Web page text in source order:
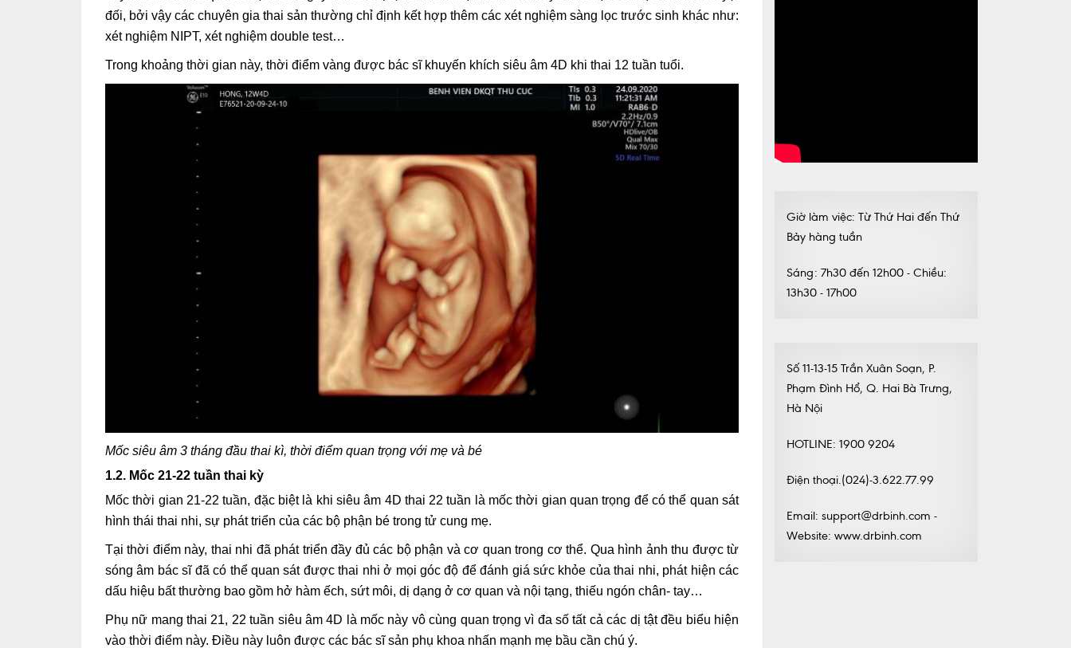
đối, bởi vậy các chuyên gia thai sản thường chỉ định kết hợp thêm các xét nghiệm sàng lọc trước sinh khác như:
xét nghiệm NIPT, xét nghiệm double test…
Trong khoảng thời gian này, thời điểm vàng được bác sĩ khuyến khích siêu âm 4D khi thai 12 tuần tuổi.
Mốc siêu âm 3 tháng đầu thai kì, thời điểm quan trọng với mẹ và bé
1.2. Mốc 21-22 tuần thai kỳ
Mốc thời gian 21-22 tuần, đặc biệt là khi siêu âm 4D thai 22 tuần là mốc thời gian quan trọng để có thể quan sát
hình thái thai nhi, sự phát triển của các bộ phận bé trong tử cung mẹ.
Tại thời điểm này, thai nhi đã phát triển đầy đủ các bộ phận và cơ quan trong cơ thể. Qua hình ảnh thu được từ
sóng âm bác sĩ đã có thể quan sát được thai nhi ở mọi góc độ để đánh giá sức khỏe của thai nhi, phát hiện các
dấu hiệu bất thường bao gồm hở hàm ếch, sứt môi, dị dạng ở cơ quan và nội tạng, thiếu ngón chân- tay…
Phụ nữ mang thai 21, 22 tuần siêu âm 4D là mốc này vô cùng quan trọng vì đa số tất cả các dị tật đều biểu hiện
vào thời điểm này. Điều này luôn được các bác sĩ sản phụ khoa nhấn mạnh mẹ bầu cần chú ý.
Giờ làm việc: Từ Thứ Hai đến Thứ
Bảy hàng tuần
Sáng: 7h30 đến 12h00 - Chiều:
13h30 - 17h00
Số 11-13-15 Trần Xuân Soạn, P.
Phạm Đình Hổ, Q. Hai Bà Trưng,
Hà Nội
HOTLINE: 1900 9204
Điện thoại.(024)-3.622.77.99
Email: support@drbinh.com -
Website: www.drbinh.com